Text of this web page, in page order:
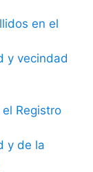
en el
y vecindad
Registro
y de la